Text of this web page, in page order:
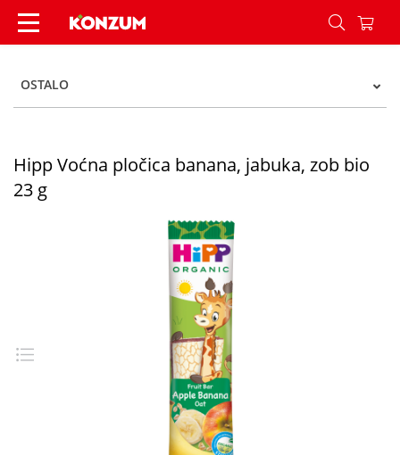
Hipp Voćna pločica banana, jabuka, zob bio 23 g
OSTALO
Hipp Voćna pločica banana, jabuka, zob bio
23 g